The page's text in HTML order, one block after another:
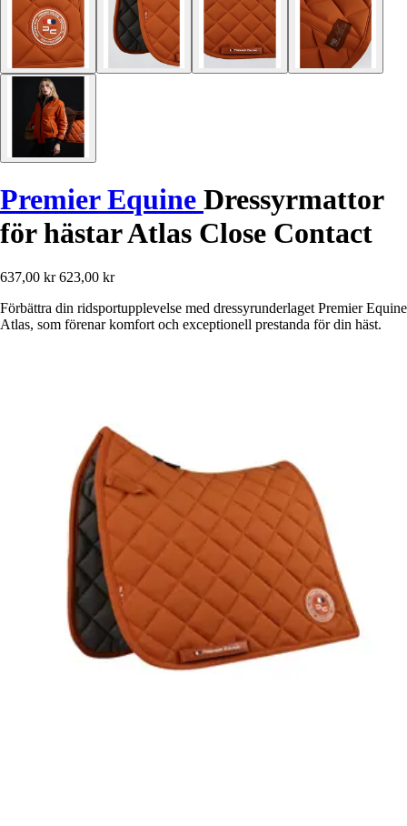
Premier Equine Dressyrmattor
för hästar Atlas Close Contact
637,00 kr 623,00 kr
Förbättra din ridsportupplevelse med dressyrunderlaget Premier Equine
Atlas, som förenar komfort och exceptionell prestanda för din häst.